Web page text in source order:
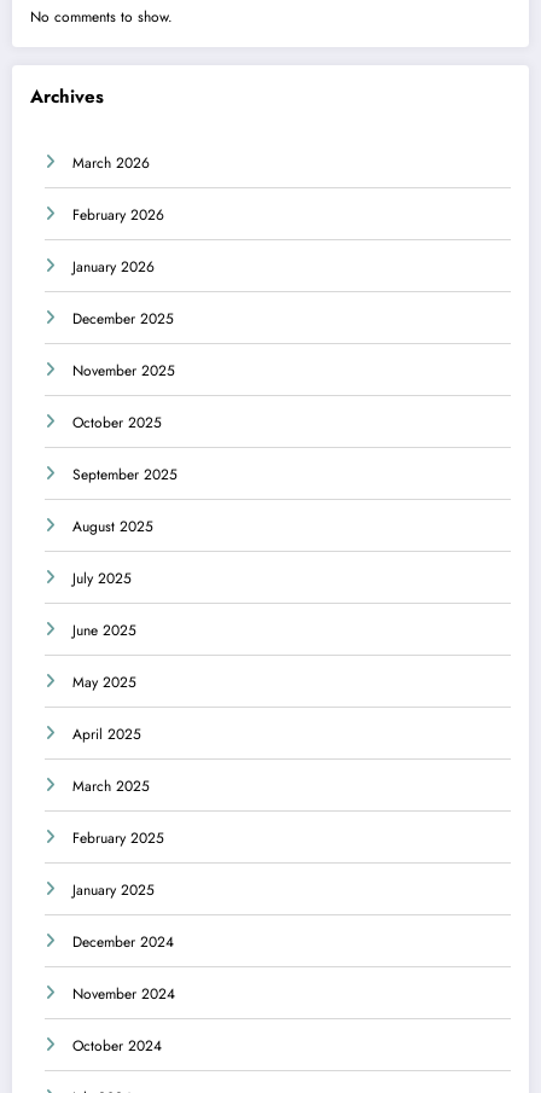
No comments to show.
Archives
March 2026
February 2026
January 2026
December 2025
November 2025
October 2025
September 2025
August 2025
July 2025
June 2025
May 2025
April 2025
March 2025
February 2025
January 2025
December 2024
November 2024
October 2024